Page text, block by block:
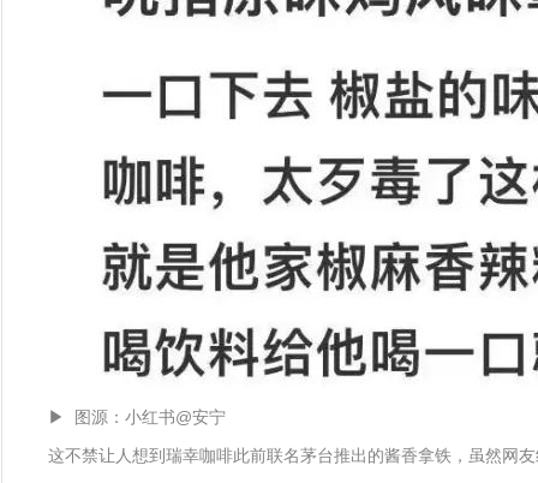
▶ 图源：小红书@安宁
这不禁让人想到瑞幸咖啡此前联名茅台推出的酱香拿铁，虽然网